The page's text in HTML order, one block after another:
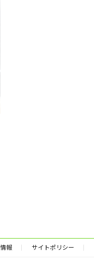
報 サイトポリシー